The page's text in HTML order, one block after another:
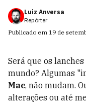
Luiz Anversa
Repórter
Publicado em 19 de
Será que os lanches
mundo? Algumas
Mac, não mudam.
alterações ou até